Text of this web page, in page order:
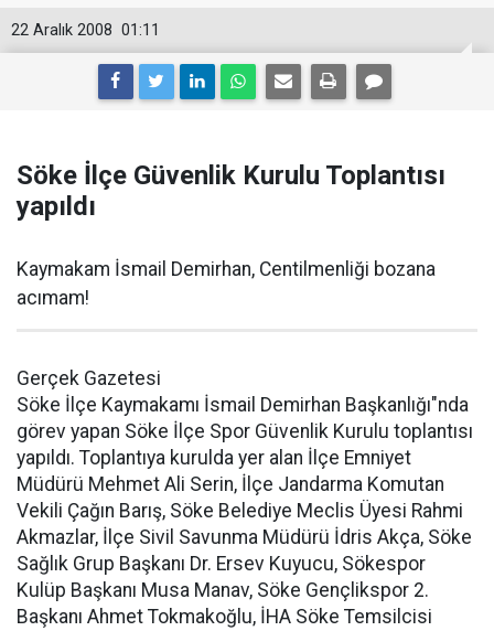
01:11
22 Aralık 2008
Söke İlçe Güvenlik Kurulu Toplantısı
yapıldı
Kaymakam İsmail Demirhan, Centilmenliği bozana
acımam!
Gerçek Gazetesi
Söke İlçe Kaymakamı İsmail Demirhan Başkanlığı"nda
görev yapan Söke İlçe Spor Güvenlik Kurulu toplantısı
yapıldı. Toplantıya kurulda yer alan İlçe Emniyet
Müdürü Mehmet Ali Serin, İlçe Jandarma Komutan
Vekili Çağın Barış, Söke Belediye Meclis Üyesi Rahmi
Akmazlar, İlçe Sivil Savunma Müdürü İdris Akça, Söke
Sağlık Grup Başkanı Dr. Ersev Kuyucu, Sökespor
Kulüp Başkanı Musa Manav, Söke Gençlikspor 2.
Başkanı Ahmet Tokmakoğlu, İHA Söke Temsilcisi